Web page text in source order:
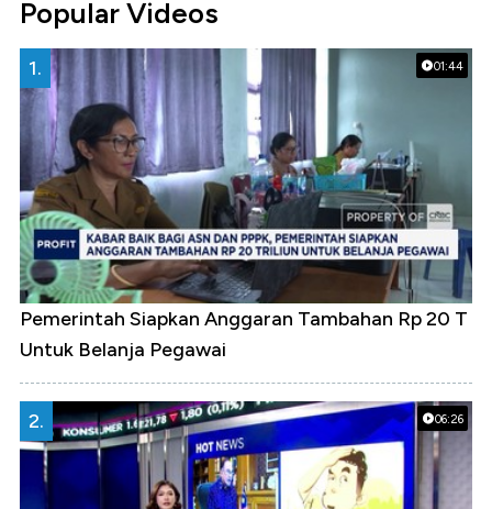
Popular Videos
01:44
1.
Pemerintah Siapkan Anggaran Tambahan Rp 20 T
Untuk Belanja Pegawai
06:26
2.